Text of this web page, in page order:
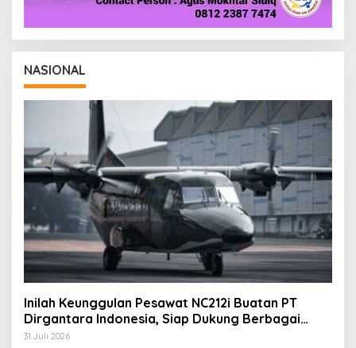
NASIONAL
Inilah Keunggulan Pesawat NC212i Buatan PT
Dirgantara Indonesia, Siap Dukung Berbagai
Operasi TNI
31 Juli 2026